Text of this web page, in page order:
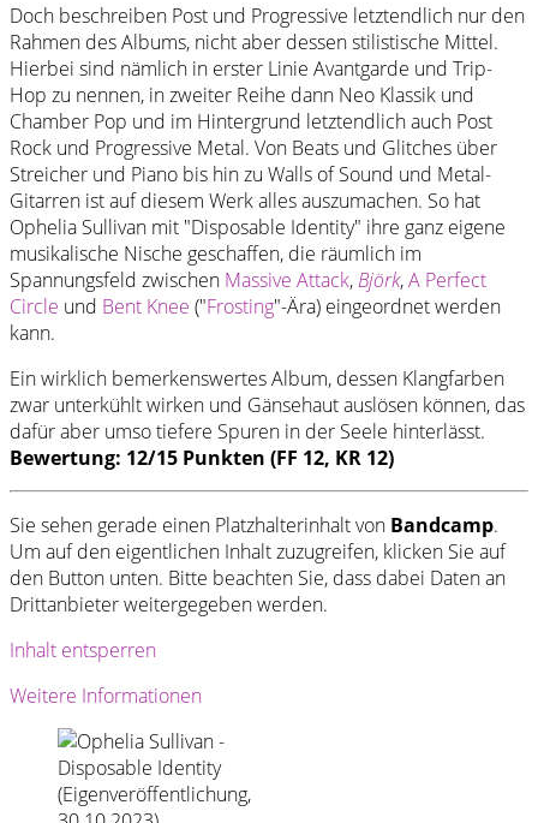
Doch beschreiben Post und Progressive letztendlich nur den
Rahmen des Albums, nicht aber dessen stilistische Mittel.
Hierbei sind nämlich in erster Linie Avantgarde und Trip-
Hop zu nennen, in zweiter Reihe dann Neo Klassik und
Chamber Pop und im Hintergrund letztendlich auch Post
Rock und Progressive Metal. Von Beats und Glitches über
Streicher und Piano bis hin zu Walls of Sound und Metal-
Gitarren ist auf diesem Werk alles auszumachen. So hat
Ophelia Sullivan mit "Disposable Identity" ihre ganz eigene
musikalische Nische geschaffen, die räumlich im
Spannungsfeld zwischen Massive Attack, Björk,A Perfect
Circle und Bent Knee ("Frosting"-Ära) eingeordnet werden
kann.
Ein wirklich bemerkenswertes Album, dessen Klangfarben
zwar unterkühlt wirken und Gänsehaut auslösen können, das
dafür aber umso tiefere Spuren in der Seele hinterlässt.
Bewertung: 12/15 Punkten (FF 12, KR 12)
Sie sehen gerade einen Platzhalterinhalt von Bandcamp.
Um auf den eigentlichen Inhalt zuzugreifen, klicken Sie auf
den Button unten. Bitte beachten Sie, dass dabei Daten an
Drittanbieter weitergegeben werden.
Inhalt entsperren
Weitere Informationen